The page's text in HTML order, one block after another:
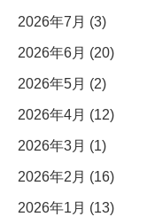
2026年7月 (3)
2026年6月 (20)
2026年5月 (2)
2026年4月 (12)
2026年3月 (1)
2026年2月 (16)
2026年1月 (13)